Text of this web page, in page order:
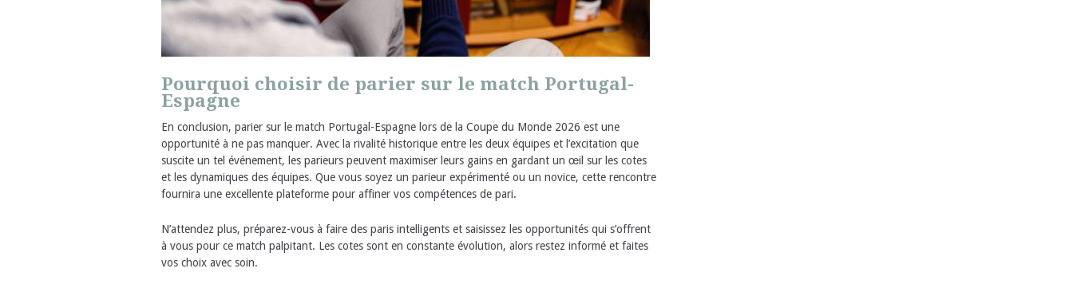
Pourquoi choisir de parier sur le match Portugal-
Espagne
En conclusion, parier sur le match Portugal-Espagne lors de la Coupe du Monde 2026 est une
opportunité à ne pas manquer. Avec la rivalité historique entre les deux équipes et l’excitation que
suscite un tel événement, les parieurs peuvent maximiser leurs gains en gardant un œil sur les cotes
et les dynamiques des équipes. Que vous soyez un parieur expérimenté ou un novice, cette rencontre
fournira une excellente plateforme pour affiner vos compétences de pari.
N’attendez plus, préparez-vous à faire des paris intelligents et saisissez les opportunités qui s’offrent
à vous pour ce match palpitant. Les cotes sont en constante évolution, alors restez informé et faites
vos choix avec soin.